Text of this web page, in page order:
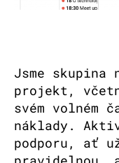
Jsme
projekt,
svém volném
náklady.
podporu, ať